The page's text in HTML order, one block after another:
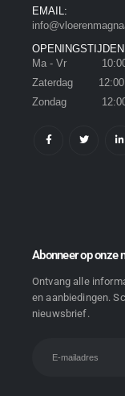
EMAIL:
OPENINGSTIJDEN
Ma - Vr 10:00
Zaterdag 12:00
Zondag 12:00
Abonneer op onze
Ontvang alle
en aanbiedingen.
nieuwsbrief.